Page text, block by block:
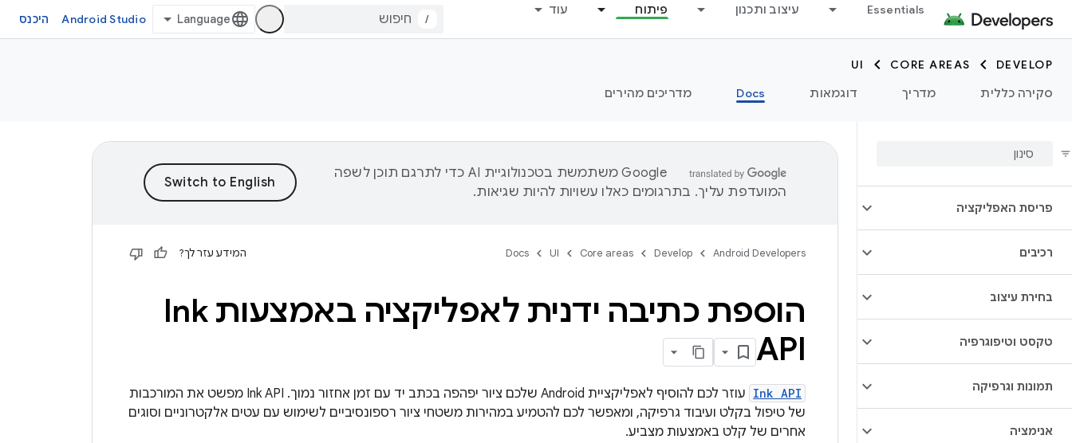
Essentials עיצוב ותכנון פיתוח עוד
/
Android Studio היכנס
DEVELOP
CORE AREAS
UI
סקירה כללית
מדריך דוגמאות Docs
מדריכים מהירים
ארכיטקטורת ממשק המשתמש
פריסת האפליקציה
רכיבים
בחירת עיצוב
טקסט וטיפוגרפיה
תמונות וגרפיקה
אנימציה
‫Google משתמשת בטכנולוגיית AI כדי לתרגם תוכן לשפה
המועדפת עליך. בתרגומים כאלו עשויות להיות שגיאות.
Android Developers
Develop
Core areas
UI
Docs המידע עזר לך?
הוספת כתיבה ידנית לאפליקציה באמצעות Ink
API
Ink API
עוזר לכם להוסיף לאפליקציית Android שלכם ציור יפהפה בכתב יד עם זמן אחזור נמוך. Ink API מפשט את המורכבות
של טיפול בקלט ועיבוד גרפיקה, ומאפשר לכם להטמיע במהירות משטחי ציור רספונסיביים לשימוש עם עטים אלקטרוניים וסוגים
אחרים של קלט באמצעות מצביע.